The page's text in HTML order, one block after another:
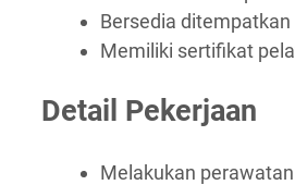
Bersedia
Memiliki sertifikat
Detail Pekerjaan
Melakukan